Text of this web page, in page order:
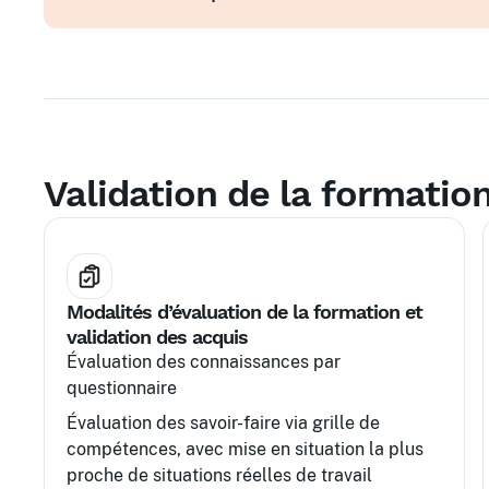
Validation de la
Modalités d’évaluation de la formation et
validation des acquis
Évaluation des connaissances par
questionnaire
Évaluation des savoir-faire via grille de
compétences, avec mise en situation la plus
proche de situations réelles de travail